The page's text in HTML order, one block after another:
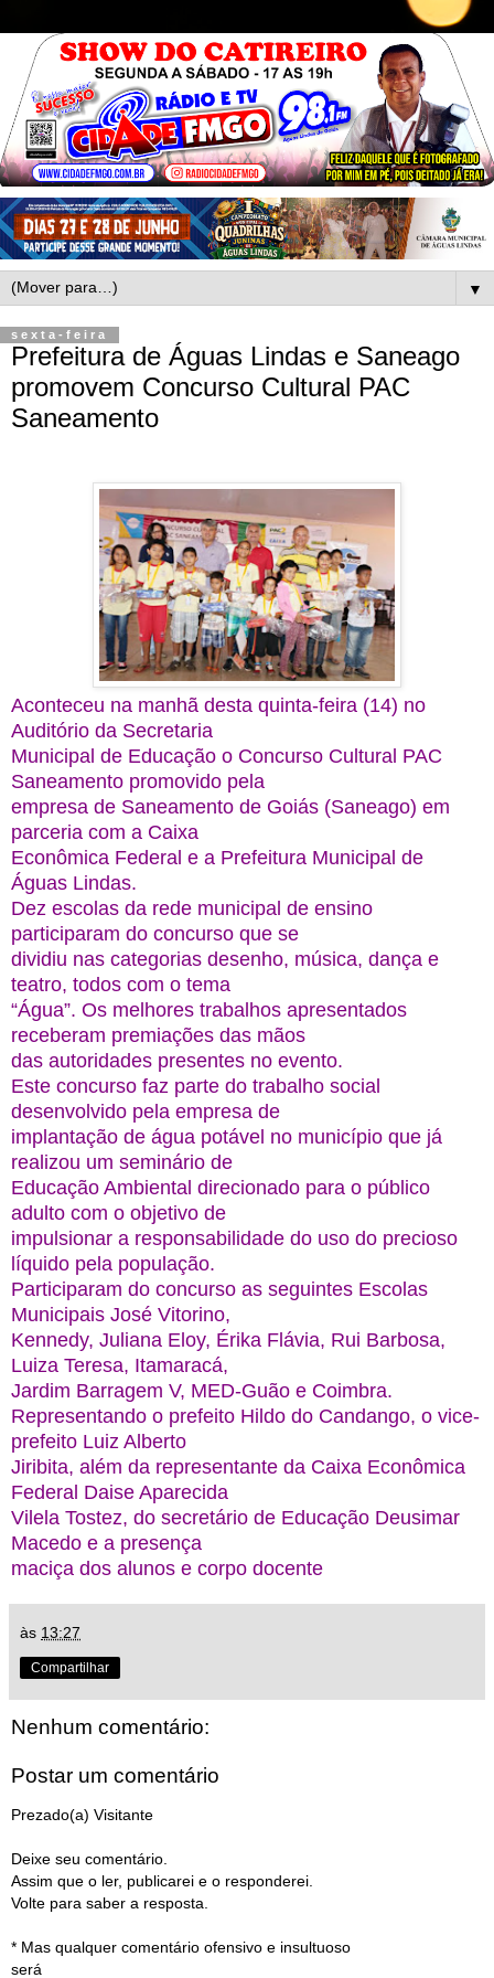
▼
sexta-feira
Prefeitura de Águas Lindas e Saneago
promovem Concurso Cultural PAC
Saneamento
Aconteceu na manhã desta quinta-feira (14) no
Auditório da Secretaria
Municipal de Educação o Concurso Cultural PAC
Saneamento promovido pela
empresa de Saneamento de Goiás (Saneago) em
parceria com a Caixa
Econômica Federal e a Prefeitura Municipal de
Águas Lindas.
Dez escolas da rede municipal de ensino
participaram do concurso que se
dividiu nas categorias desenho, música, dança e
teatro, todos com o tema
“Água”. Os melhores trabalhos apresentados
receberam premiações das mãos
das autoridades presentes no evento.
Este concurso faz parte do trabalho social
desenvolvido pela empresa de
implantação de água potável no município que já
realizou um seminário de
Educação Ambiental direcionado para o público
adulto com o objetivo de
impulsionar a responsabilidade do uso do precioso
líquido pela população.
Participaram do concurso as seguintes Escolas
Municipais José Vitorino,
Kennedy, Juliana Eloy, Érika Flávia, Rui Barbosa,
Luiza Teresa, Itamaracá,
Jardim Barragem V, MED-Guão e Coimbra.
Representando o prefeito Hildo do Candango, o vice-
prefeito Luiz Alberto
Jiribita, além da representante da Caixa Econômica
Federal Daise Aparecida
Vilela Tostez, do secretário de Educação Deusimar
Macedo e a presença
maciça dos alunos e corpo docente
às 13:27
Compartilhar
Nenhum comentário:
Postar um comentário
Prezado(a) Visitante
Deixe seu comentário.
Assim que o ler, publicarei e o responderei.
Volte para saber a resposta.
* Mas qualquer comentário ofensivo e insultuoso
será